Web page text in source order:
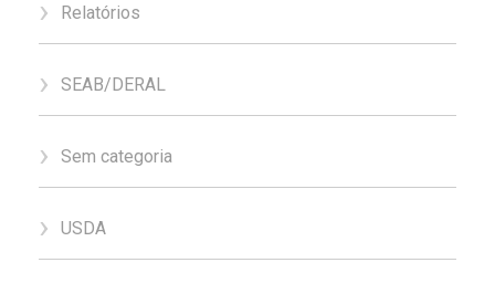
Relatórios
SEAB/DERAL
Sem categoria
USDA